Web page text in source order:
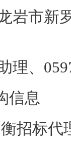
岩市新
张助
信息
招标代